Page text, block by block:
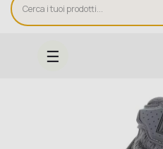
navigazione
☰